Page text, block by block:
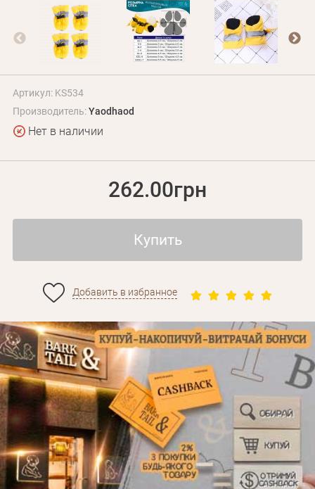
+380 (95) 095-00-05
Артикул: KS534
Производитель:Yaodhaod
Нет в наличии
262.00грн
Купить
Добавить в избранное
Забыли пароль?
Личные данные